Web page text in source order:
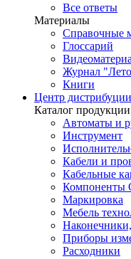
Все ответы
Материалы
Справочные
Глоссарий
Журнал
Книги
Центр дистрибуции
Каталог продукции
Автоматы и
Инструмент
Кабели и
Кабельные
Компоненты
Маркировка
Мебель
Приборы
Расходники